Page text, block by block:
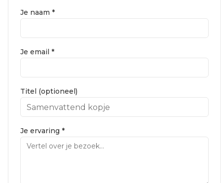
Je naam *
Je email *
Titel (optioneel)
Je ervaring *